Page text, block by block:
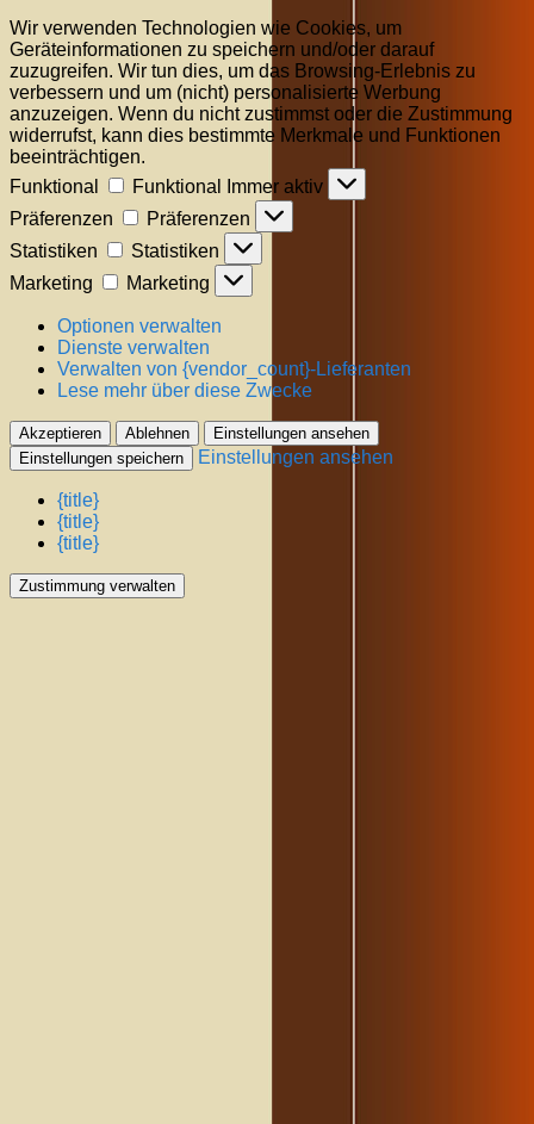
Wir verwenden Technologien wie Cookies, um
Geräteinformationen zu speichern und/oder darauf
zuzugreifen. Wir tun dies, um das Browsing-Erlebnis zu
verbessern und um (nicht) personalisierte Werbung
anzuzeigen. Wenn du nicht zustimmst oder die Zustimmung
widerrufst, kann dies bestimmte Merkmale und Funktionen
beeinträchtigen.
Funktional
Funktional
Immer aktiv
Präferenzen
Präferenzen
Statistiken
Statistiken
Marketing
Marketing
Optionen verwalten
Dienste verwalten
Verwalten von {vendor_count}-Lieferanten
Lese mehr über diese Zwecke
Akzeptieren Ablehnen
Einstellungen ansehen
Einstellungen speichern
Einstellungen ansehen
{title}
{title}
{title}
Zustimmung verwalten